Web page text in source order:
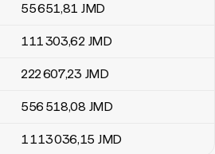
55 651,81 JMD
111 303,62 JMD
222 607,23 JMD
556 518,08 JMD
1 113 036,15 JMD